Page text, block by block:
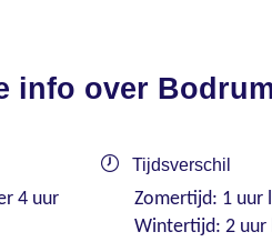
info over
4 uur
Tijdsverschil
Zomertijd: 1 uur
Wintertijd: 2 uur